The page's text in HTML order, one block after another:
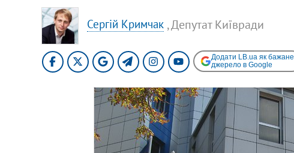
Сергій Кримчак , Депутат Київради
Додати LB.ua як бажане
джерело в Google